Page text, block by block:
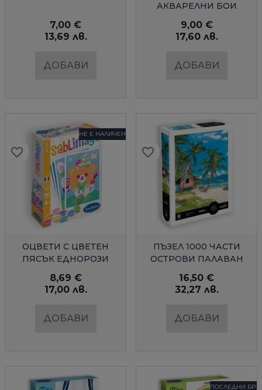
7,00 €
13,69 лв.
ДОБАВИ
АКВАРЕЛНИ БОИ
9,00 €
17,60 лв.
ДОБАВИ
БЪРЗ ПРЕГЛЕД
НЕ Е НАЛИЧЕН
ОЦВЕТИ С ЦВЕТЕН
ПЯСЪК ЕДНОРОЗИ
8,69 €
17,00 лв.
ДОБАВИ
favorite_border
favorite_border
favorite_border
favorite_border
favorite_border
favorite_border
favorite_border
БЪРЗ ПРЕГЛЕД
ПЪЗЕЛ 1000 ЧАСТИ
ОСТРОВИ ПАЛАВАН
16,50 €
32,27 лв.
ДОБАВИ
favorite_border
favorite_border
favorite_border
favorite_border
favorite_border
favorite_border
favorite_border
ПОСЛЕДНИ БР.